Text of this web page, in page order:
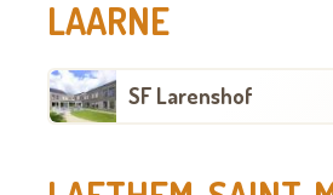
LAARNE
SF Larenshof